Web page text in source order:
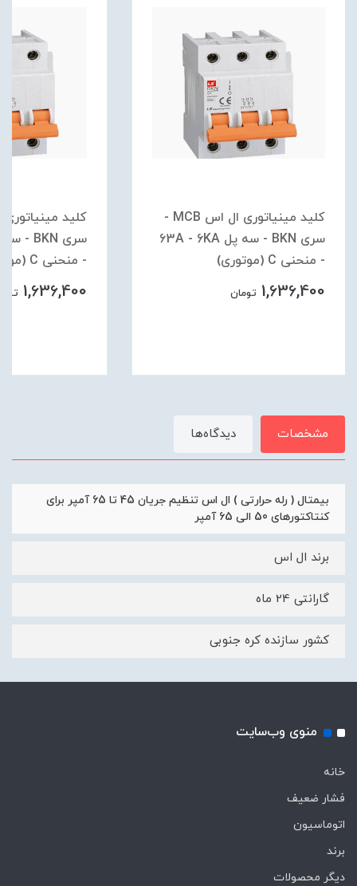
کلید مینیاتوری ال اس MCB -
سری BKN - سه پل 63A - 6KA
- منحنی C (موتوری)
1,636,400 تومان
- منحنی C (موتوری)
1,636,400
مشخصات دیدگاه‌ها
بیمتال ( رله حرارتی ) ال اس تنظیم جریان 45 تا 65 آمپر برای
کنتاکتورهای 50 الی 65 آمپر
برند ال اس
گارانتی 24 ماه
کشور سازنده کره جنوبی
منوی وب‌سایت
خانه
فشار ضعیف
اتوماسیون
برند
دیگر محصولات